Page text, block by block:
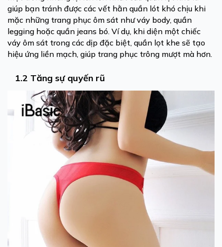
giúp bạn tránh được các vết hằn quần lót khó chịu khi
mặc những trang phục ôm sát như váy body, quần
legging hoặc quần jeans bó. Ví dụ, khi diện một chiếc
váy ôm sát trong các dịp đặc biệt, quần lọt khe sẽ tạo
hiệu ứng liền mạch, giúp trang phục trông mượt mà hơn.
1.2 Tăng sự quyến rũ